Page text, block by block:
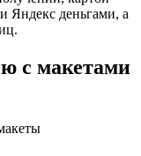
Яндекс деньгами, а
с макетами